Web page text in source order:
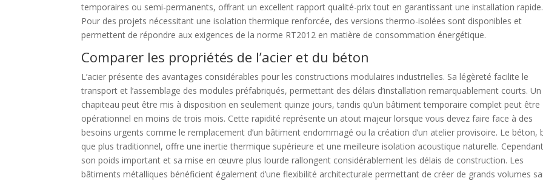
temporaires ou semi-permanents, offrant un excellent rapport qualité-prix tout en garantissant une installation rapide.
Pour des projets nécessitant une isolation thermique renforcée, des versions thermo-isolées sont disponibles et
permettent de répondre aux exigences de la norme RT2012 en matière de consommation énergétique.
Comparer les propriétés de l’acier et du béton
L’acier présente des avantages considérables pour les constructions modulaires industrielles. Sa légèreté facilite le
transport et l’assemblage des modules préfabriqués, permettant des délais d’installation remarquablement courts. Un
chapiteau peut être mis à disposition en seulement quinze jours, tandis qu’un bâtiment temporaire complet peut être
opérationnel en moins de trois mois. Cette rapidité représente un atout majeur lorsque vous devez faire face à des
besoins urgents comme le remplacement d’un bâtiment endommagé ou la création d’un atelier provisoire. Le béton,
que plus traditionnel, offre une inertie thermique supérieure et une meilleure isolation acoustique naturelle.
son poids important et sa mise en œuvre plus lourde rallongent considérablement les délais de construction. Les
bâtiments métalliques bénéficient également d’une flexibilité architecturale permettant de créer de grands volumes